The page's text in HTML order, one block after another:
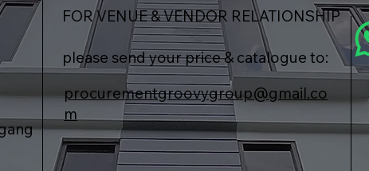
FOR VENUE & VENDOR RELATIONSHIP
please send your price & catalogue to:
procurementgroovygroup@gmail.co
m